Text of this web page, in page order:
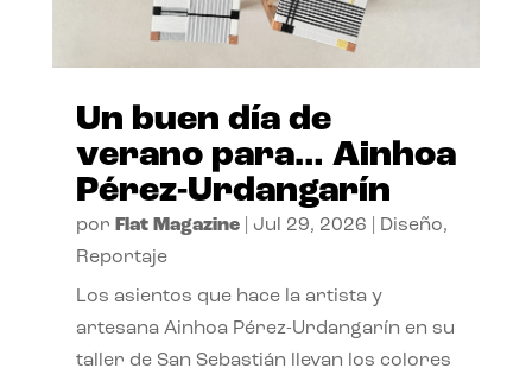
Un buen día de
verano para… Ainhoa
Pérez-Urdangarín
por Flat Magazine| Jul 29, 2026 Diseño,
Reportaje
Los asientos que hace la artista y
artesana Ainhoa Pérez-Urdangarín en su
taller de San Sebastián llevan los colores